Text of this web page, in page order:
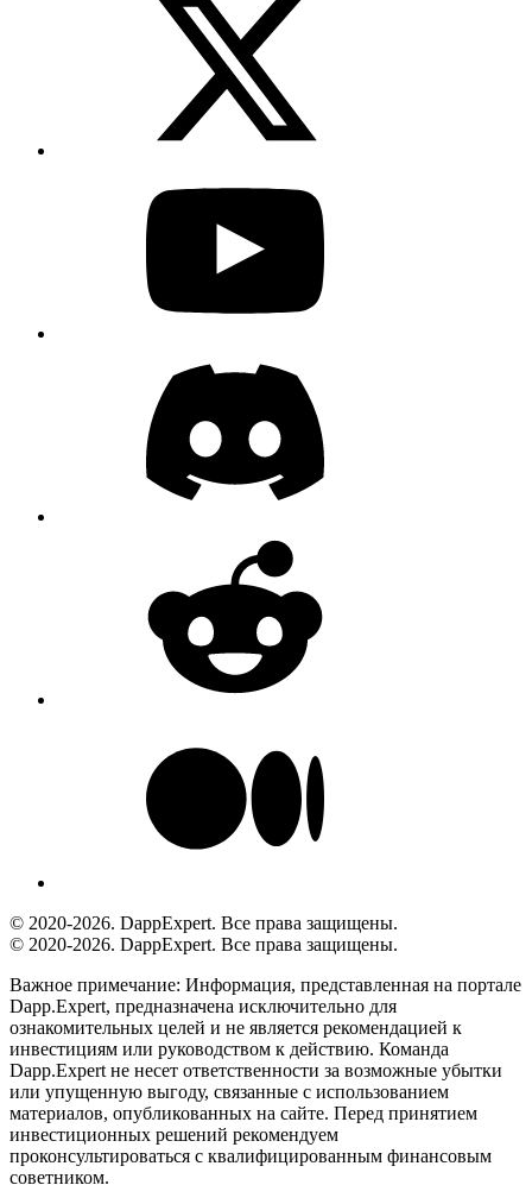
© 2020-2026. DappExpert. Все права защищены.
© 2020-2026. DappExpert. Все права защищены.
Важное примечание: Информация, представленная на портале
Dapp.Expert, предназначена исключительно для
ознакомительных целей и не является рекомендацией к
инвестициям или руководством к действию. Команда
Dapp.Expert не несет ответственности за возможные убытки
или упущенную выгоду, связанные с использованием
материалов, опубликованных на сайте. Перед принятием
инвестиционных решений рекомендуем
проконсультироваться с квалифицированным финансовым
советником.